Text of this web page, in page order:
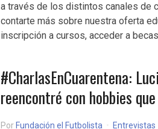
a través de los distintos canales de
contarte más sobre nuestra oferta
inscripción a cursos, acceder a
#CharlasEnCuarentena:
reencontré con hobbies
Por Fundación el Futbolista Entrevistas